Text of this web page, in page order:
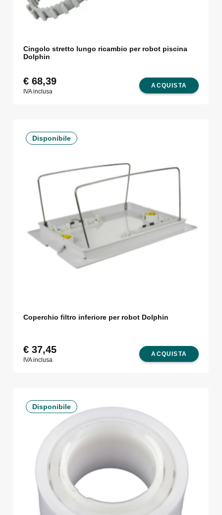
Cingolo stretto lungo ricambio per robot piscina
Dolphin
ACQUISTA
€68,39
IVA inclusa
Disponibile
Coperchio filtro inferiore per robot Dolphin
ACQUISTA
€37,45
IVA inclusa
Disponibile